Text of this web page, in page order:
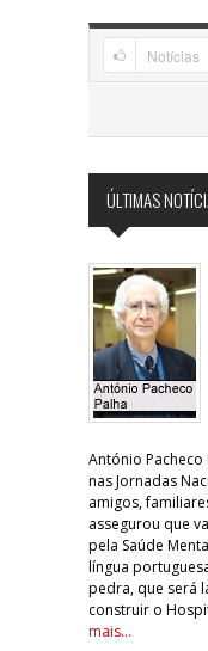
ÚLTIMAS
António
nas Jornadas
amigos,
assegurou que
pela Saúde
língua
pedra, que será
construir o
mais...